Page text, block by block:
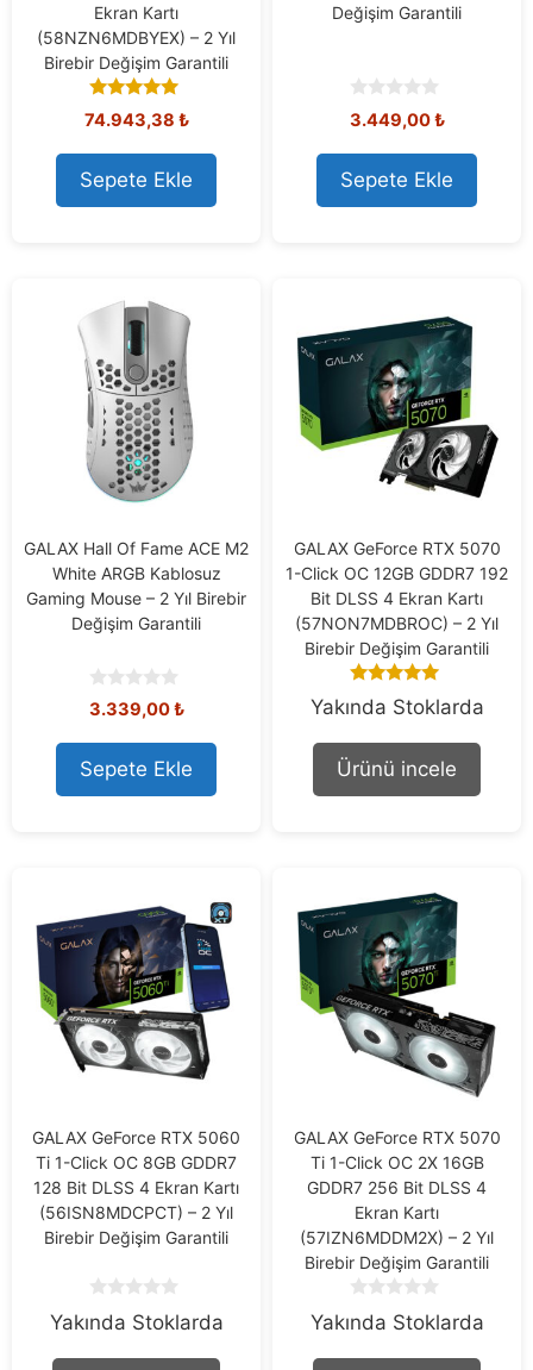
Ekran Kartı
(58NZN6MDBYEX) – 2 Yıl
Birebir Değişim Garantili
5.00
out of 5
74.943,38 ₺
Sepete Ekle
Değişim Garantili
0
o
u
t
o
f
3.449,00₺
Sepete Ekle
GALAX Hall Of Fame ACE M2
White ARGB Kablosuz
Gaming Mouse – 2 Yıl Birebir
Değişim Garantili
0
o
u
t
o
f
3.339,00₺
Sepete Ekle
GALAX GeForce RTX 5070
1-Click OC 12GB GDDR7 192
Bit DLSS 4 Ekran Kartı
(57NON7MDBROC) – 2 Yıl
Birebir Değişim Garantili
5.00
out of 5
Yakında Stoklarda
Ürünü incele
GALAX GeForce RTX 5060
Ti 1-Click OC 8GB GDDR7
128 Bit DLSS 4 Ekran Kartı
(56ISN8MDCPCT) – 2 Yıl
Birebir Değişim Garantili
o
Yakında Stoklarda
GALAX GeForce RTX 5070
Ti 1-Click OC 2X 16GB
GDDR7 256 Bit DLSS 4
Ekran Kartı
(57IZN6MDDM2X) – 2 Yıl
Birebir Değişim Garantili
o
Yakında Stoklarda